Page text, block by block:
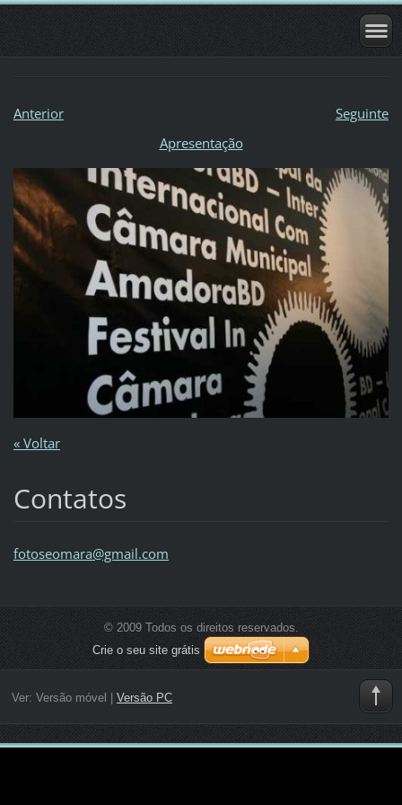
Anterior
Seguinte
Apresentação
« Voltar
Contatos
fotoseomara@gmail.com
© 2009 Todos os direitos reservados.
Crie o seu site grátis
Ver: Versão móvel | Versão PC